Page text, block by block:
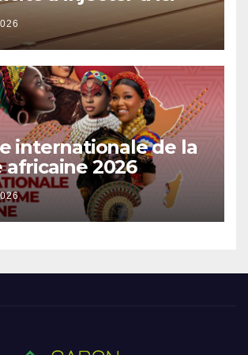
internationale de la
2026